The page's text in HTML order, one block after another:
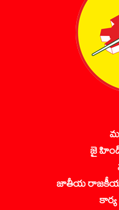
జై
జాతీయ